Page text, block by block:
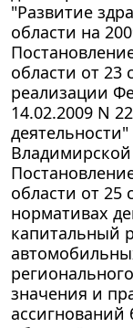
"Развитие
области на
области от 23
реализации
14.02.2009 N
области от 25
нормативах
капитальный
значения и